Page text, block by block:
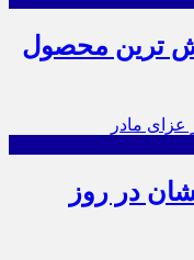
ترین محصول
در روز